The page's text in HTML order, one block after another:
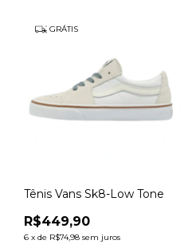
GRÁTIS
Tênis Vans Sk8-Low Tone
R$449,90
6 x de R$74,98 sem juros